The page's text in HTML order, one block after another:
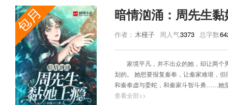
暗情汹涌：周先生
作者： 木槿子 周人气3373 总字数
家境平凡，并不出众的她，却让两
划的。 她想要报复秦奉，让秦家难堪，
和秦奉虚与委蛇，和秦家斗智斗勇……她
的意外……
查看全部>>